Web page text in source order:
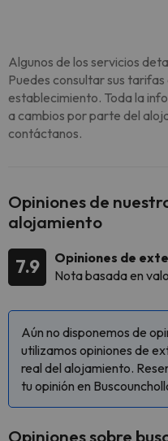
Algunos de los servicios
Puedes consultar sus
establecimiento. Toda la
a cambios por parte del
contáctanos.
Opiniones de
alojamiento
7.9
Opiniones de
Nota basada en
Aún no disponemos de
utilizamos opiniones de
real del alojamiento.
tu opinión en
Opiniones sobre